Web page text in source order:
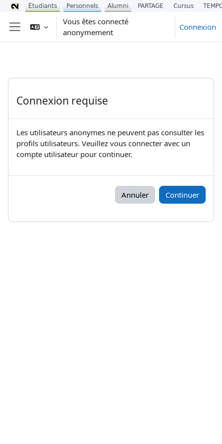
Passer au contenu principal
Panneau latéral
Vous êtes connecté
anonymement
Connexion
Connexion requise
Les utilisateurs anonymes ne peuvent pas consulter les
profils utilisateurs. Veuillez vous connecter avec un
compte utilisateur pour continuer.
Annuler Continuer
Étudiants Personnels Alumni PARTAGE Cursus